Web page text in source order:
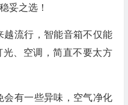
妥之选！
越流行，智能音箱不仅能
、空调，简直不要太方
会有一些异味，空气净化